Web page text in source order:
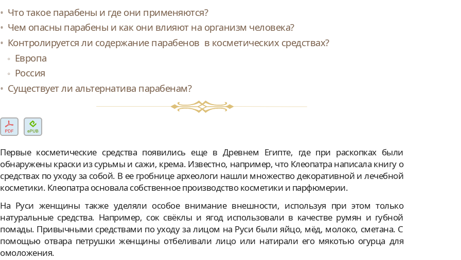
Что такое парабены и где они применяются?
Чем опасны парабены и как они влияют на организм человека?
Контролируется ли содержание парабенов в косметических средствах?
Европа
Россия
Существует ли альтернатива парабенам?
Первые косметические средства появились еще в Древнем Египте, где при раскопках были
обнаружены краски из сурьмы и сажи, крема. Известно, например, что Клеопатра написала книгу о
средствах по уходу за собой. В ее гробнице археологи нашли множество декоративной и лечебной
косметики. Клеопатра основала собственное производство косметики и парфюмерии.
На Руси женщины также уделяли особое внимание внешности, используя при этом только
натуральные средства. Например, сок свёклы и ягод использовали в качестве румян и губной
помады. Привычными средствами по уходу за лицом на Руси были яйцо, мёд, молоко, сметана. С
помощью отвара петрушки женщины отбеливали лицо или натирали его мякотью огурца для
омоложения.